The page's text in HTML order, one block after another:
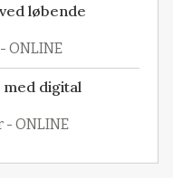
løbende
ONLINE
med digital
- ONLINE